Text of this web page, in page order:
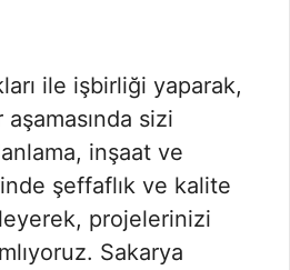
ile işbirliği yaparak,
sizi
inşaat ve
şeffaflık ve kalite
projelerinizi
Sakarya